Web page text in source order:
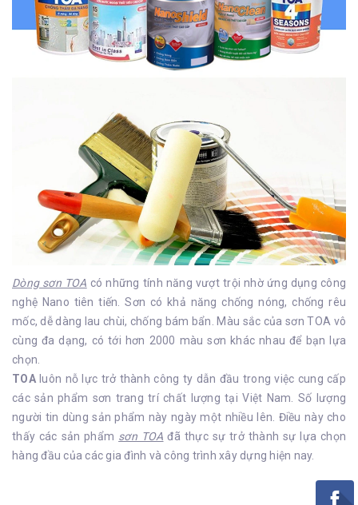
Dòng sơn TOA có những tính năng vượt trội nhờ ứng dụng công
nghệ Nano tiên tiến. Sơn có khả năng chống nóng, chống rêu
mốc, dễ dàng lau chùi, chống bám bẩn. Màu sắc của sơn TOA vô
cùng đa dạng, có tới hơn 2000 màu sơn khác nhau để bạn lựa
chọn.
TOAluôn nỗ lực trở thành công ty dẫn đầu trong việc cung cấp
các sản phẩm sơn trang trí chất lượng tại Việt Nam. Số lượng
người tin dùng sản phẩm này ngày một nhiều lên. Điều này cho
thấy các sản phẩm sơn TOA đã thực sự trở thành sự lựa chọn
hàng đầu của các gia đình và công trình xây dựng hiện nay.